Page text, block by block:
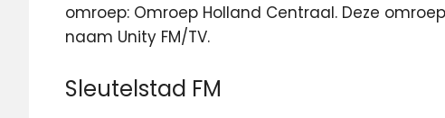
omroep: Omroep Holland Centraal. Deze
naam Unity FM/TV.
Sleutelstad FM